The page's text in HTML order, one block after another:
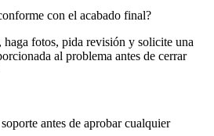
con el acabado final?
haga fotos, pida revisión y solicite una
al problema antes de cerrar
antes de aprobar cualquier